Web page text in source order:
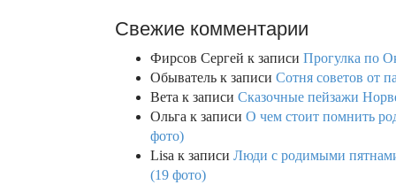
Свежие комментарии
Фирсов Сергей к записи Прогулка по
Обыватель к записи Сотня советов от
Вета к записи Сказочные пейзажи
Ольга к записи О чем стоит помнить
фото)
Lisa к записи Люди с родимыми
(19 фото)